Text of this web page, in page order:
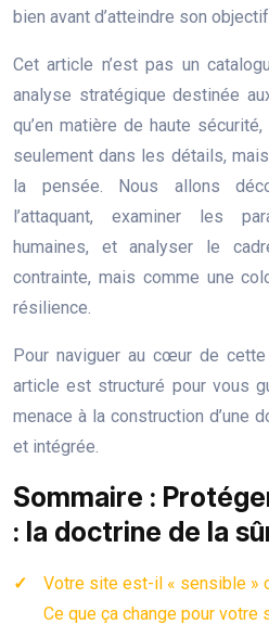
bien avant d’atteindre son
Cet article n’est pas un
analyse stratégique destinée
qu’en matière de haute
seulement dans les détails,
la pensée. Nous allons
l’attaquant, examiner les
humaines, et analyser le
contrainte, mais comme une
résilience.
Pour naviguer au cœur de
article est structuré pour vous
menace à la construction d’une
et intégrée.
Sommaire :
: la doctrine de la
Votre site est-il « sensible »
Ce que ça change pour votre